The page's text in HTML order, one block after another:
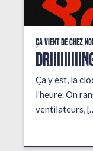
Ça vient de chez
Ça y est, la
l’heure. On
ventilateurs,